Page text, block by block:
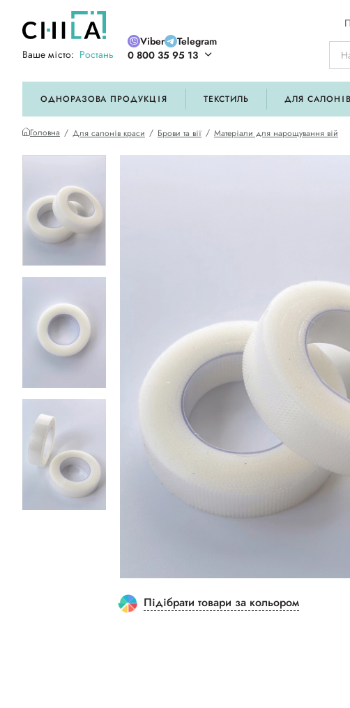
Ваше місто: Ростань
Viber
Telegram
0 800 35 95 13
ОДНОРАЗОВА ПРОДУКЦІЯ ТЕКСТИЛЬ ДЛЯ
Головна Для салонів краси Брови та вії Матеріали для нарощування вій
Підібрати товари за кольором